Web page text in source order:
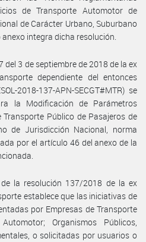
de Transporte Automotor de
de Carácter Urbano, Suburbano
integra dicha resolución.
del 3 de septiembre de 2018 de la ex
dependiente del entonces
2018-137-APN-SECGT#MTR) se
la Modificación de Parámetros
Público de Pasajeros de
de Jurisdicción Nacional, norma
por el artículo 46 del anexo de la
la resolución 137/2018 de la ex
establece que las iniciativas de
por Empresas de Transporte
Organismos Públicos,
o solicitadas por usuarios o